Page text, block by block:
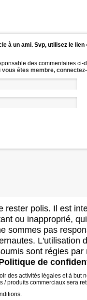
à un ami. Svp, utilisez le
des commentaires ci-
vous êtes membre,
rester polis. Il est
ou inapproprié,
sommes pas
L'utilisation
sont régies
de
des activités légales et à but
/ produits commerciaux sera